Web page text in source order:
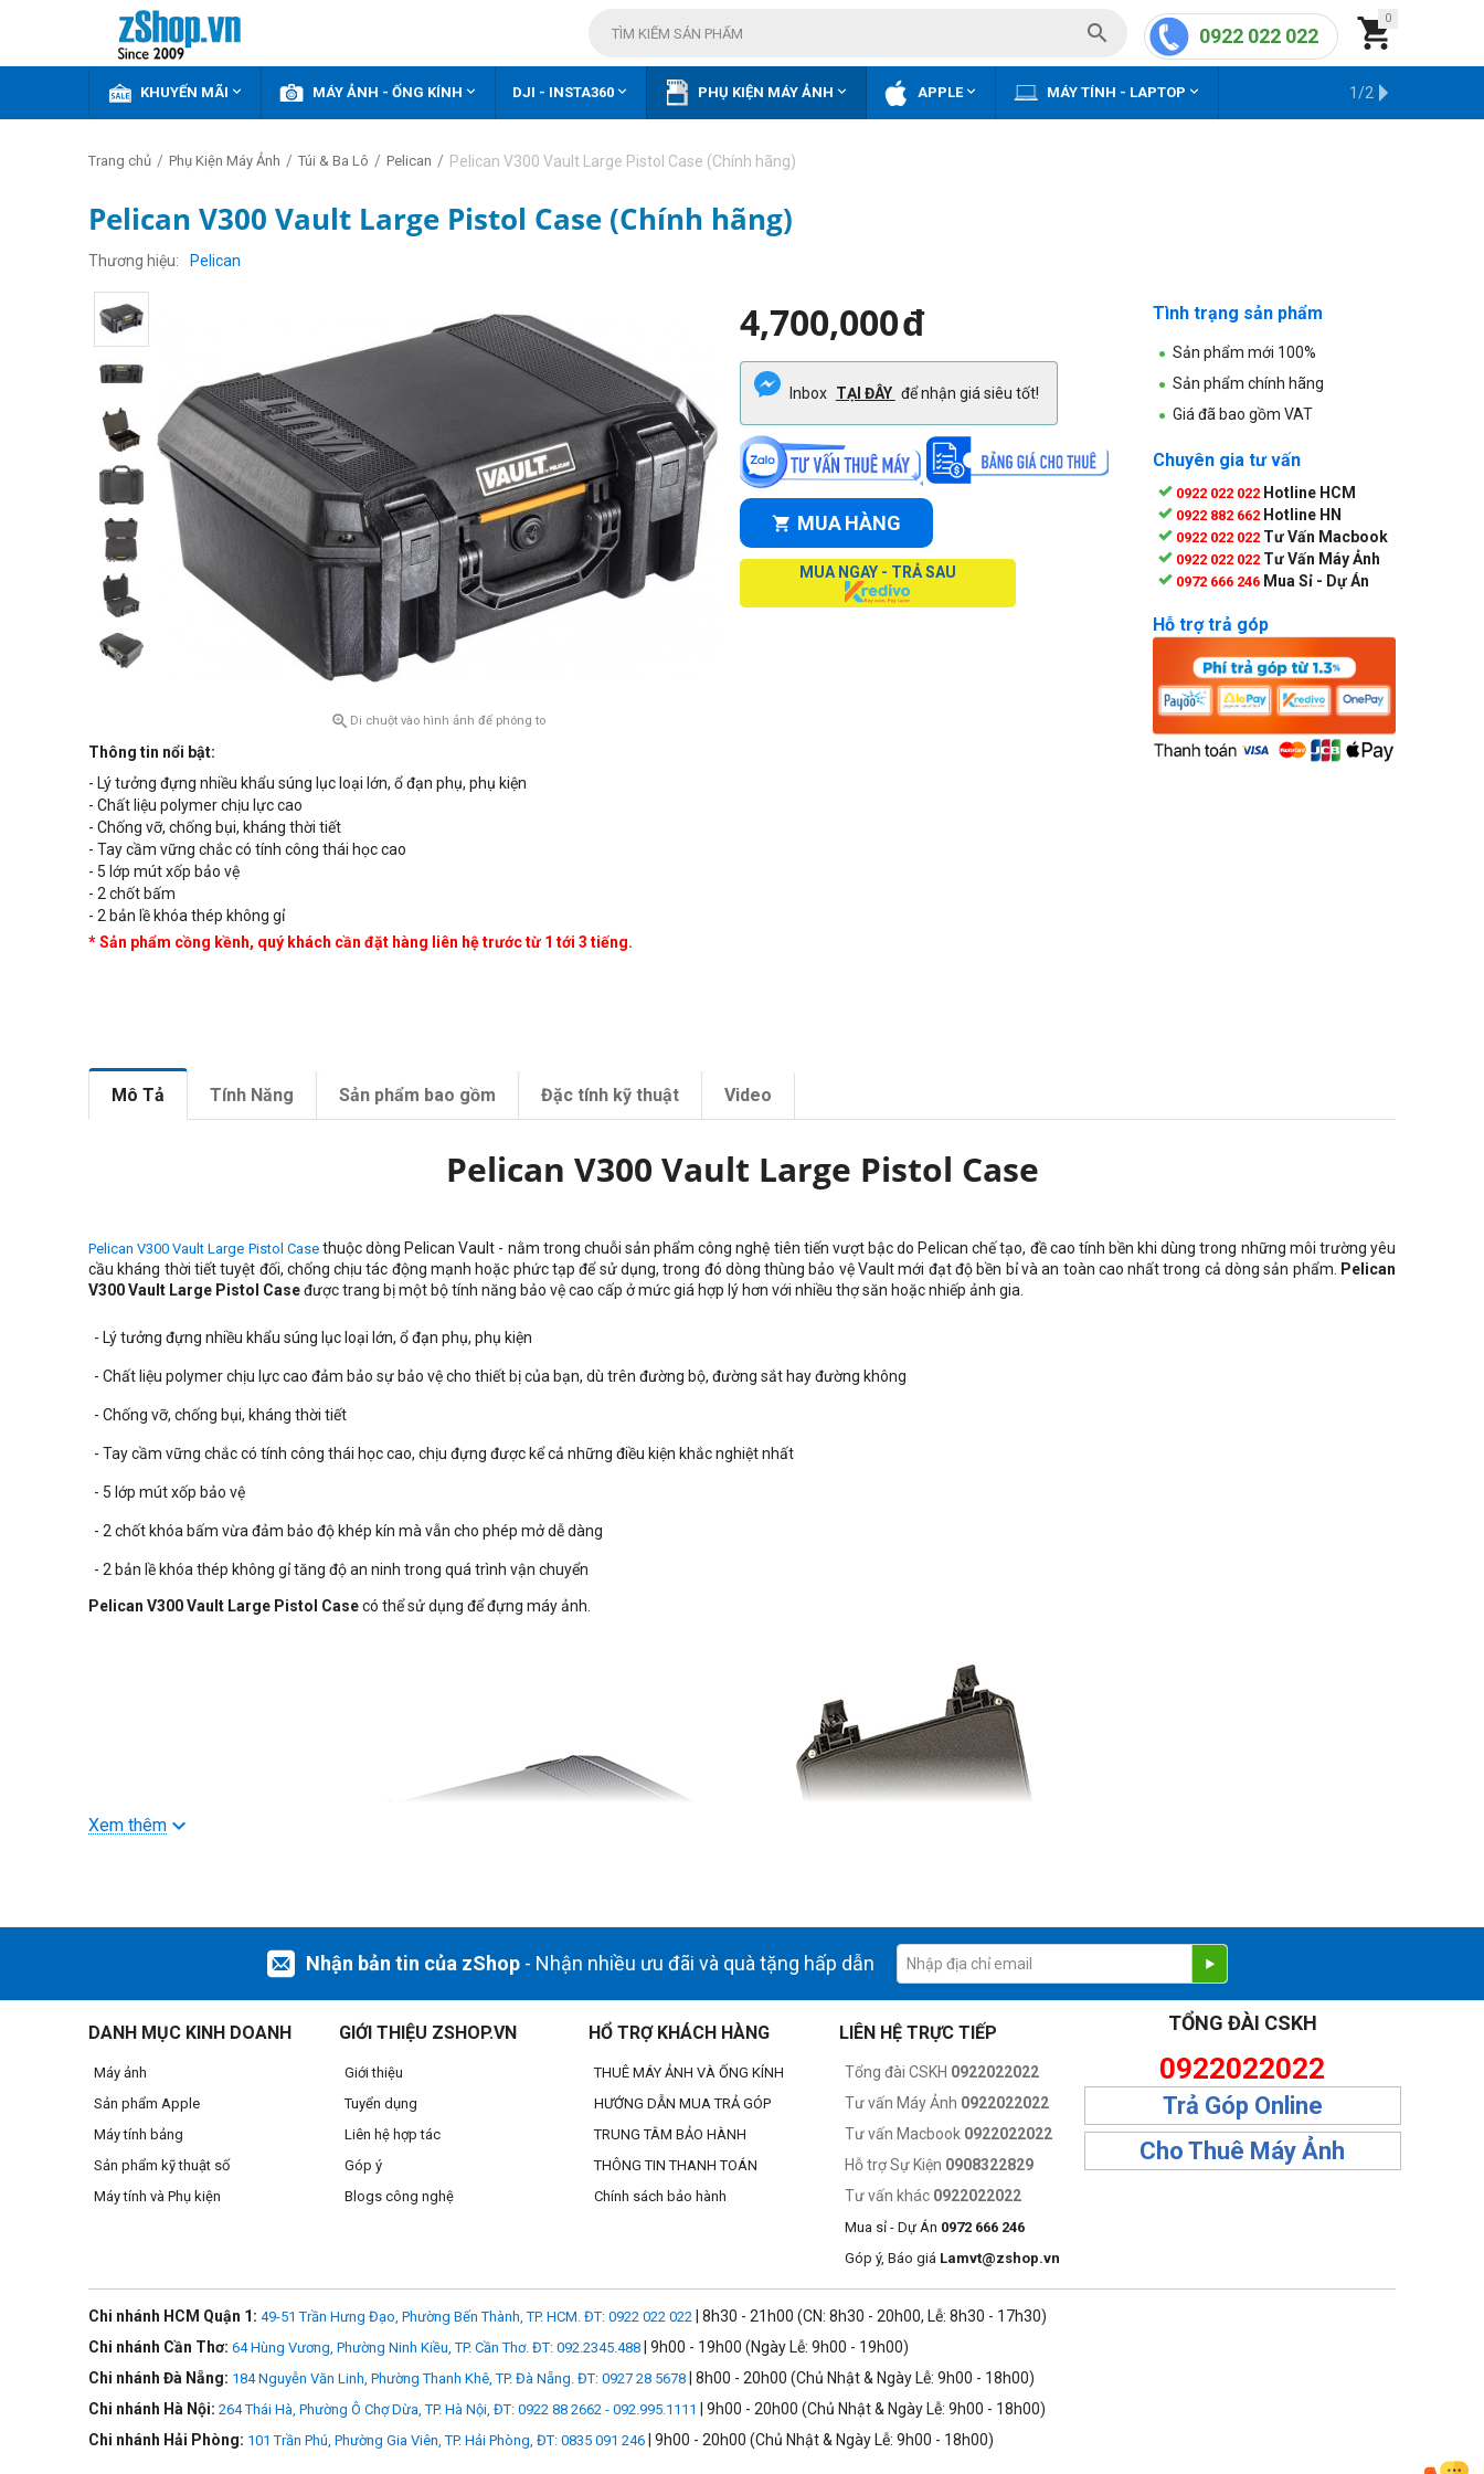
0

0922 022 022

KHUYẾN MÃI  MÁY ẢNH - ỐNG KÍNH  DJI - INSTA360  PHỤ KIỆN MÁY ẢNH  APPLE MÁY TÍNH - LAPTOP  KHO HÀNG CŨ
1/2
Trang chủ / Phụ Kiện Máy Ảnh / Túi & Ba Lô / Pelican / Pelican V300 Vault Large Pistol Case (Chính hãng)
Pelican V300 Vault Large Pistol Case (Chính hãng)
Thương hiệu Pelican
 Di chuột vào hình ảnh để phóng to
Thông tin nổi bật:
- Lý tưởng đựng nhiều khẩu súng lục loại lớn, ổ đạn phụ, phụ kiện
- Chất liệu polymer chịu lực cao
- Chống vỡ, chống bụi, kháng thời tiết
- Tay cầm vững chắc có tính công thái học cao
- 5 lớp mút xốp bảo vệ
- 2 chốt bấm
- 2 bản lề khóa thép không gỉ
* Sản phẩm cồng kềnh, quý khách cần đặt hàng liên hệ trước từ 1 tới 3 tiếng.
4,700,000đ
Inbox TẠI ĐÂY để nhận giá siêu tốt!
MUA HÀNG
MUA NGAY - TRẢ SAU
Tình trạng sản phẩm
Sản phẩm mới 100%
Sản phẩm chính hãng
Giá đã bao gồm VAT
Chuyên gia tư vấn
0922 022 022 Hotline HCM
0922 882 662 Hotline HN
0922 022 022 Tư Vấn Macbook
0922 022 022 Tư Vấn Máy Ảnh
0972 666 246 Mua Sỉ - Dự Án
Hỗ trợ trả góp
Mô Tả Tính Năng Sản phẩm bao gồm Đặc tính kỹ thuật Video
Pelican V300 Vault Large Pistol Case
Pelican V300 Vault Large Pistol Case thuộc dòng Pelican Vault - nằm trong chuỗi sản phẩm công nghệ tiên tiến vượt bậc do Pelican chế tạo, đề cao tính bền khi dùng trong những môi trường yêu
cầu kháng thời tiết tuyệt đối, chống chịu tác động mạnh hoặc phức tạp để sử dụng, trong đó dòng thùng bảo vệ Vault mới đạt độ bền bỉ và an toàn cao nhất trong cả dòng sản phẩm.
Pelican
V300 Vault Large Pistol Caseđược trang bị một bộ tính năng bảo vệ cao cấp ở mức giá hợp lý hơn với nhiều thợ săn hoặc nhiếp ảnh gia.
- Lý tưởng đựng nhiều khẩu súng lục loại lớn, ổ đạn phụ, phụ kiện
- Chất liệu polymer chịu lực cao đảm bảo sự bảo vệ cho thiết bị của bạn, dù trên đường bộ, đường sắt hay đường không
- Chống vỡ, chống bụi, kháng thời tiết
- Tay cầm vững chắc có tính công thái học cao, chịu đựng được kể cả những điều kiện khắc nghiệt nhất
- 5 lớp mút xốp bảo vệ
- 2 chốt khóa bấm vừa đảm bảo độ khép kín mà vẫn cho phép mở dễ dàng
- 2 bản lề khóa thép không gỉ tăng độ an ninh trong quá trình vận chuyển
Pelican V300 Vault Large Pistol Casecó thể sử dụng để đựng máy ảnh.
Xem thêm
Nhận bản tin của zShop - Nhận nhiều ưu đãi và quà tặng hấp dẫn
DANH MỤC KINH DOANH
Máy ảnh
Sản phẩm Apple
Máy tính bảng
Sản phẩm kỹ thuật số
Máy tính và Phụ kiện
GIỚI THIỆU ZSHOP.VN
Giới thiệu
Tuyển dụng
Liên hệ hợp tác
Góp ý
Blogs công nghệ
HỔ TRỢ KHÁCH HÀNG
THUÊ MÁY ẢNH VÀ ỐNG KÍNH
HƯỚNG DẪN MUA TRẢ GÓP
TRUNG TÂM BẢO HÀNH
THÔNG TIN THANH TOÁN
Chính sách bảo hành
LIÊN HỆ TRỰC TIẾP
Tổng đài CSKH 0922022022
Tư vấn Máy Ảnh 0922022022
Tư vấn Macbook 0922022022
Hỗ trợ Sự Kiện 0908322829
Tư vấn khác 0922022022
Mua sỉ - Dự Án 0972 666 246
Góp ý, Báo giá Lamvt@zshop.vn
TỔNG ĐÀI CSKH
0922022022
Trả Góp Online
Cho Thuê Máy Ảnh
Chi nhánh HCM Quận 1: 49-51 Trần Hưng Đạo, Phường Bến Thành, TP. HCM. ĐT: 0922 022 022 | 8h30 - 21h00 (CN: 8h30 - 20h00, Lễ: 8h30 - 17h30)
Chi nhánh Cần Thơ: 64 Hùng Vương, Phường Ninh Kiều, TP. Cần Thơ. ĐT: 092.2345.488 | 9h00 - 19h00 (Ngày Lễ: 9h00 - 19h00)
Chi nhánh Đà Nẵng: 184 Nguyễn Văn Linh, Phường Thanh Khê, TP. Đà Nẵng. ĐT: 0927 28 5678 | 8h00 - 20h00 (Chủ Nhật & Ngày Lễ: 9h00 - 18h00)
Chi nhánh Hà Nội: 264 Thái Hà, Phường Ô Chợ Dừa, TP. Hà Nội, ĐT: 0922 88 2662 - 092.995.1111
| 9h00 - 20h00 (Chủ Nhật & Ngày Lễ: 9h00 - 18h00)
Chi nhánh Hải Phòng: 101 Trần Phú, Phường Gia Viên, TP. Hải Phòng, ĐT: 0835 091 246 | 9h00 - 20h00 (Chủ Nhật & Ngày Lễ: 9h00 - 18h00)